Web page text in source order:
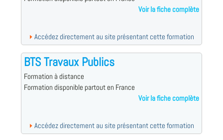
Voir la fiche complète
Accédez directement au site présentant cette formation
BTS Travaux Publics
Formation à distance
Formation disponible partout en France
Voir la fiche complète
Accédez directement au site présentant cette formation